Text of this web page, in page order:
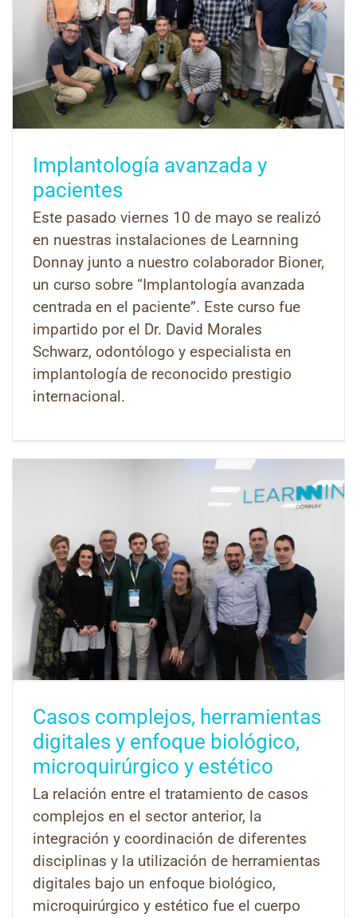
Implantología avanzada y
pacientes
Este pasado viernes 10 de mayo se realizó
en nuestras instalaciones de Learnning
Donnay junto a nuestro colaborador Bioner,
un curso sobre “Implantología avanzada
centrada en el paciente”. Este curso fue
impartido por el Dr. David Morales
Schwarz, odontólogo y especialista en
implantología de reconocido prestigio
internacional.
Casos complejos, herramientas
digitales y enfoque biológico,
microquirúrgico y estético
La relación entre el tratamiento de casos
complejos en el sector anterior, la
integración y coordinación de diferentes
disciplinas y la utilización de herramientas
digitales bajo un enfoque biológico,
microquirúrgico y estético fue el cuerpo